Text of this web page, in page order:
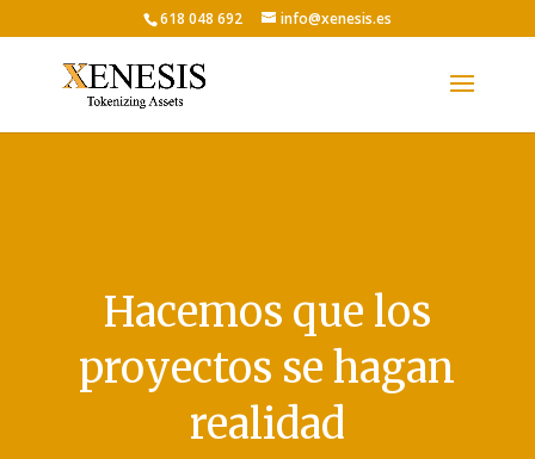
618 048 692 info@xenesis.es
Hacemos que los
proyectos se hagan
realidad